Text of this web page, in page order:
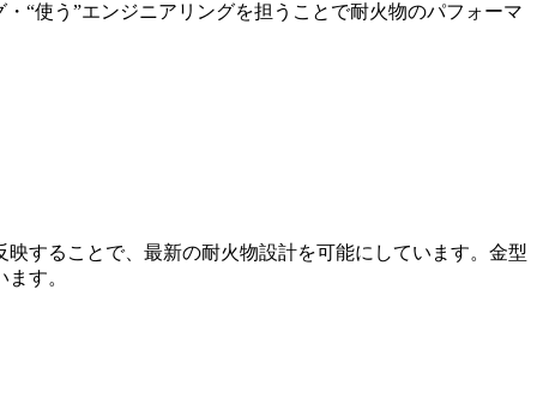
“使う”エンジニアリングを担うことで耐火物のパフォーマ
することで、最新の耐火物設計を可能にしています。金型
す。